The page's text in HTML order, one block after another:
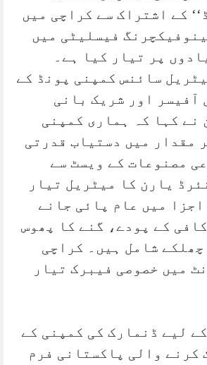
کے اشتراک سے کراچی میں
فیسلیٹی میں
پر تیار کیا ہے۔
سائنس کمپنی پونڈ کے
آفیسر اور شریک بانی
نے کہا کہ ہماری کمپنی
مقدار میں دستیاب قدرتی
مصنوعات کے ویسٹ سے
یارن کا میٹریل تیار
میں عام پائی جانے
کے پودے، گنے کا پھوس
چھلکے شامل ہیں۔ کراچی
میں خصوصی فیبرک تیار
لیے ڈنمارک کی کمپنی کے
کرنے والی پاکستانی فرم